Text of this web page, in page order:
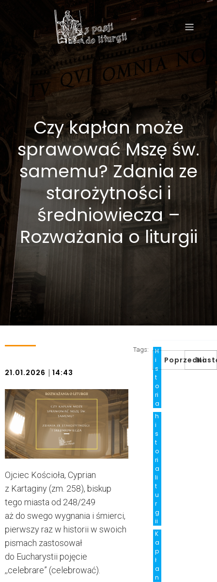
Czy kapłan może
sprawować Mszę św.
samemu? Zdania ze
starożytności i
średniowiecza –
Rozważania o liturgii
21.01.2026 | 14:43
Ojciec Kościoła, Cyprian
z Kartaginy (zm. 258), biskup
tego miasta od 248/249
aż do swego wygnania i śmierci,
pierwszy raz w historii w swoich
pismach zastosował
do Eucharystii pojęcie
,,celebrare” (celebrować).
Tags:
H
i
s
t
o
ri
a
h
i
s
t
o
ri
a
li
t
u
r
g
ii
K
a
p
ł
a
n
Poprzedni